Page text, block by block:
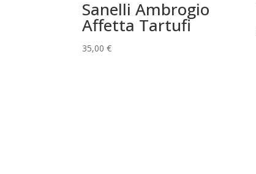
Sanelli Ambrogio
Affetta Tartufi
35,00€